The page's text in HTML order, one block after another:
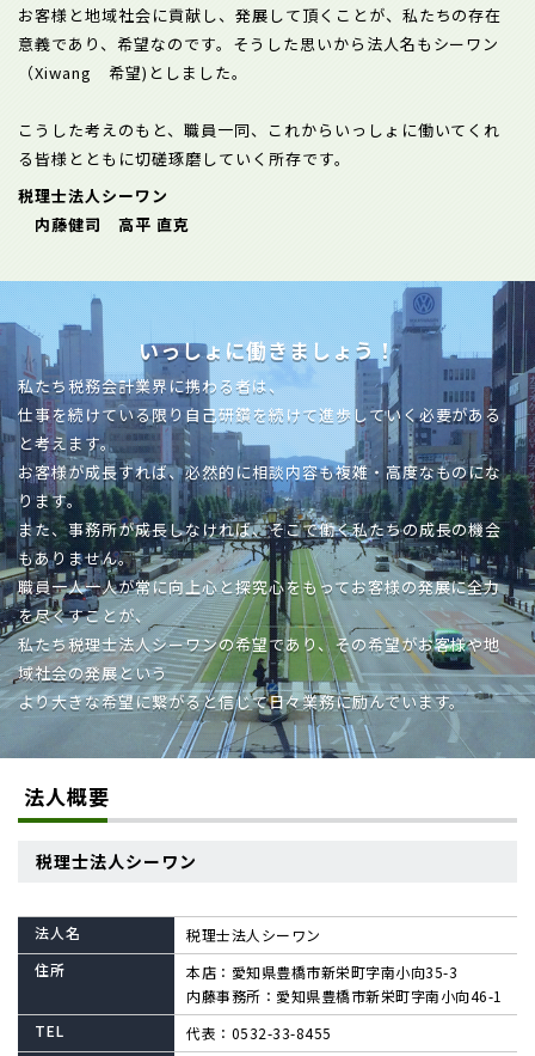
お客様と地域社会に貢献し、発展して頂くことが、私たちの存在
意義であり、希望なのです。そうした思いから法人名もシーワン
（Xiwang 希望)としました。
こうした考えのもと、職員一同、これからいっしょに働いてくれ
る皆様とともに切磋琢磨していく所存です。
税理士法人シーワン
内藤健司 高平 直克
いっしょに働きましょう！
私たち税務会計業界に携わる者は、
仕事を続けている限り自己研鑽を続けて進歩していく必要がある
と考えます。
お客様が成長すれば、必然的に相談内容も複雑・高度なものにな
ります。
また、事務所が成長しなければ、そこで働く私たちの成長の機会
もありません。
職員一人一人が常に向上心と探究心をもってお客様の発展に全力
を尽くすことが、
私たち税理士法人シーワンの希望であり、その希望がお客様や地
域社会の発展という
より大きな希望に繋がると信じて日々業務に励んでいます。
法人概要
税理士法人シーワン
法人名
税理士法人シーワン
住所
本店：愛知県豊橋市新栄町字南小向35-3
内藤事務所：愛知県豊橋市新栄町字南小向46-1
TEL
代表： 0532-33-8455